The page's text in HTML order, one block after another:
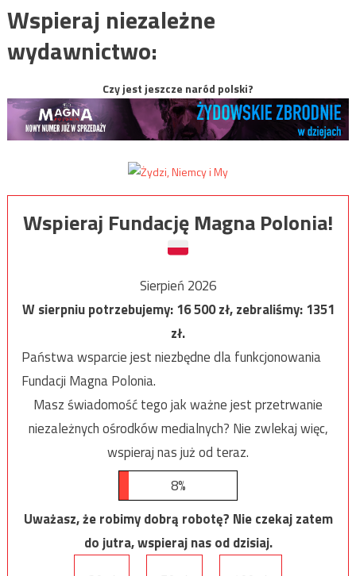
Wspieraj niezależne
wydawnictwo:
Czy jest jeszcze naród polski?
Wspieraj Fundację Magna Polonia!
Sierpień 2026
W sierpniu potrzebujemy:16 500zł, zebraliśmy:1351
zł.
Państwa wsparcie jest niezbędne dla funkcjonowania
Fundacji Magna Polonia.
Masz świadomość tego jak ważne jest przetrwanie
niezależnych ośrodków medialnych? Nie zwlekaj więc,
wspieraj nas już od teraz.
8%
Uważasz, że robimy dobrą robotę? Nie czekaj zatem
do jutra, wspieraj nas od dzisiaj.